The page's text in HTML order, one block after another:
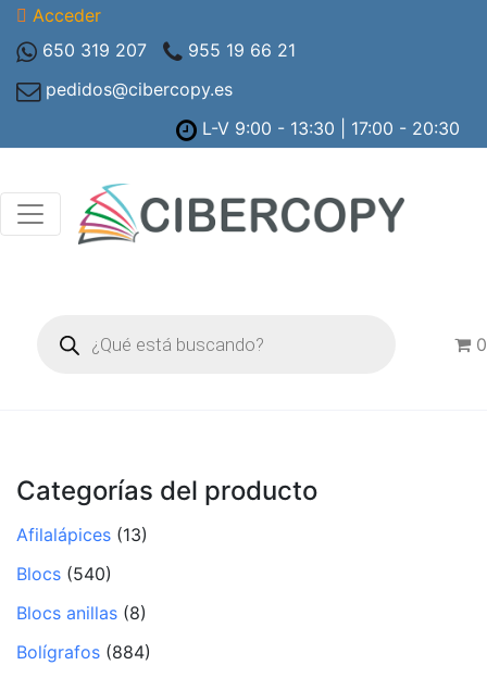
Acceder
650 319 207
955 19 66 21
pedidos@cibercopy.es
L-V 9:00 - 13:30 | 17:00 - 20:30
productos
0
Categorías del producto
Afilalápices (13)
Blocs (540)
Blocs anillas (8)
Bolígrafos (884)